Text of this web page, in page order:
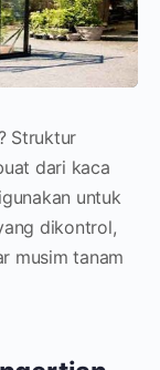
Struktur
dari kaca
untuk
dikontrol,
musim tanam